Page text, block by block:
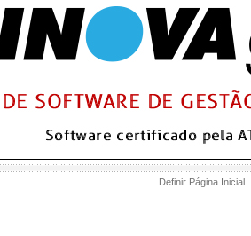
Definir Página Inicial